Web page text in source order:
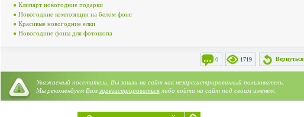
Клипарт новогодние подарки
Новогодние композиции на белом фоне
Красивые новогодние елки
Новогодние фоны для фотошопа
Вернуться
1719
0
Категория:Fauna. Животный мир,NY & Christmas. Новый год и Рождество
Уважаемый посетитель, Вы зашли на сайт как незарегистрированный пользователь.
Мы рекомендуем Вам зарегистрироватьсялибо войти на сайт под своим именем.